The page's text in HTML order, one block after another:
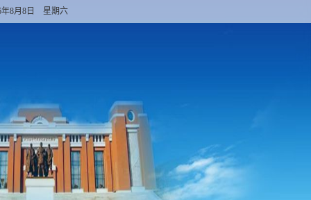
年8月8日 星期六